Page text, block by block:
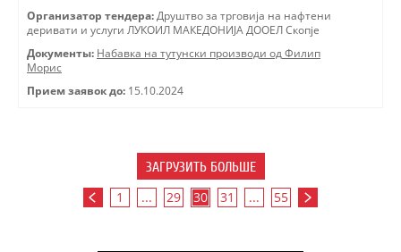
Организатор тендера: Друштво за трговиjа на нафтени
деривати и услуги ЛУКОИЛ МАКЕДОНИJА ДООЕЛ Скопjе
Документы: Набавка на тутунски производи од Филип
Морис
Прием заявок до: 15.10.2024
ЗАГРУЗИТЬ БОЛЬШЕ
1 ... 29 30 31 ... 55